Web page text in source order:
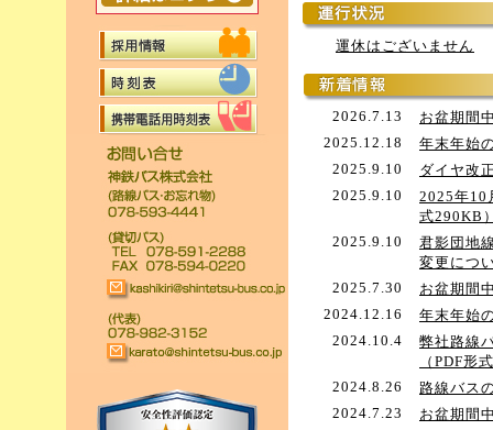
運休はございません
2026.7.13
お盆期間
2025.12.18
年末年始
2025.9.10
ダイヤ改
2025.9.10
2025年10
式290KB
2025.9.10
君影団地
変更につ
2025.7.30
お盆期間
2024.12.16
年末年始
2024.10.4
弊社路線
（PDF形
2024.8.26
路線バス
2024.7.23
お盆期間